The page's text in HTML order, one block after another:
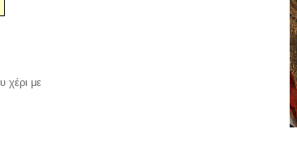
χέρι με